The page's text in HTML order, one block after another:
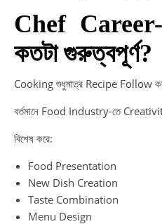
Chef
কতটা গুরুত্বপূর্ণ?
Cooking শুধুমাত্র Recipe Follow
বর্তমানে Food Industry-তে
বিশেষ করে:
Food Presentation
New Dish Creation
Taste Combination
Menu Design